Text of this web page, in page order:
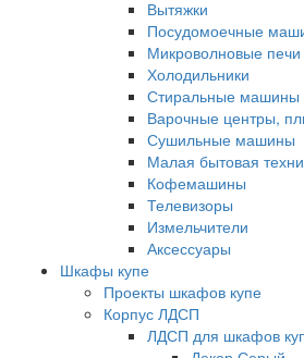
Вытяжки
Посудомоечные
Микроволновые печи
Холодильники
Стиральные машины
Варочные центры,
Сушильные машины
Малая бытовая
Кофемашины
Телевизоры
Измельчители
Аксессуары
Шкафы купе
Проекты шкафов купе
Корпус ЛДСП
ЛДСП для шкафов